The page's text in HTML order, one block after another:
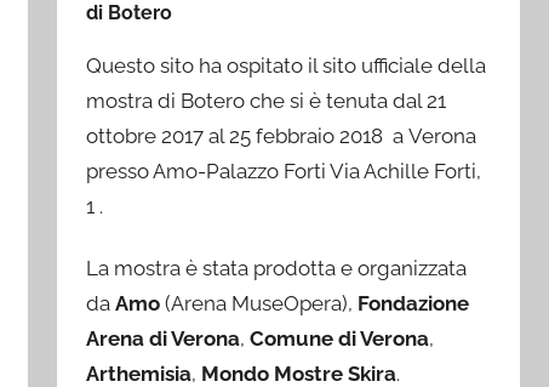
di Botero
Questo sito ha ospitato il sito ufficiale della
mostra di Botero che si è tenuta dal 21
ottobre 2017 al 25 febbraio 2018 a Verona
presso Amo-Palazzo Forti Via Achille Forti,
1 .
La mostra è stata prodotta e organizzata
daAmo (Arena MuseOpera), Fondazione
Arena di Verona,Comune di Verona,
Arthemisia, Mondo Mostre Skira.